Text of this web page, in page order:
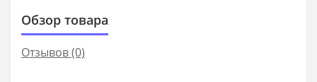
Обзор товара
Отзывов (0)